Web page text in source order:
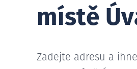
místě
Zadejte adresu a